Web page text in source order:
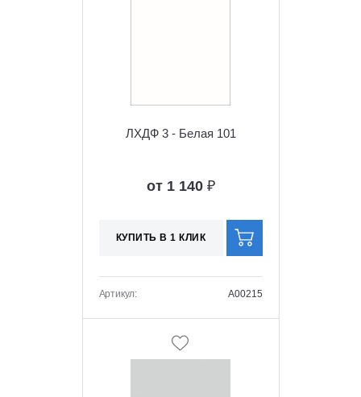
ЛХДФ 3 - Белая 101
от 1 140 ₽
КУПИТЬ В 1 КЛИК
Артикул: A00215